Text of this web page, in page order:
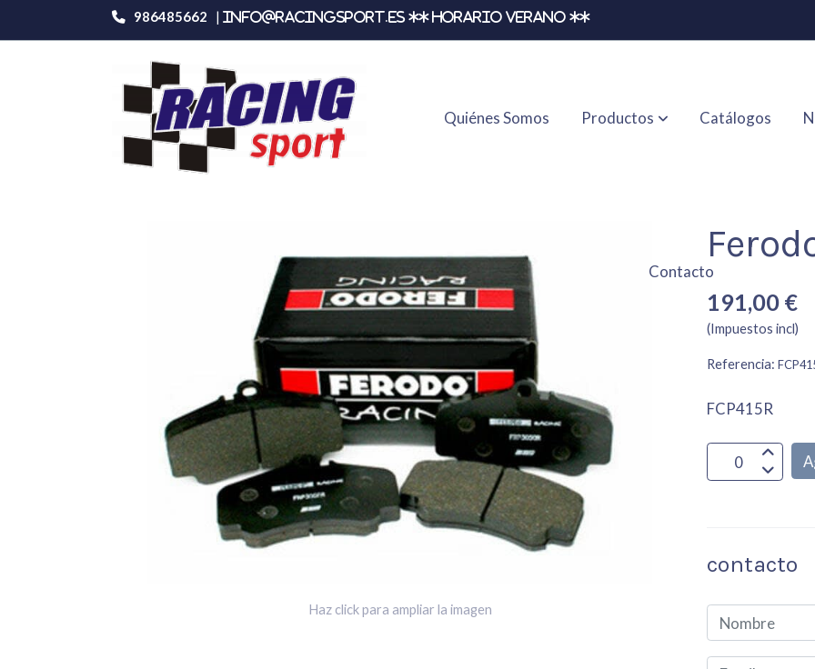
986485662 | info@racingsport.es ** HORARIO VERANO **
Quiénes Somos Productos Catálogos
Contacto
Productos Ferodo Racing Fcp415r
Haz click para ampliar la imagen
191,00 €
(Impuestos incl)
Referencia:
FCP415R
contacto